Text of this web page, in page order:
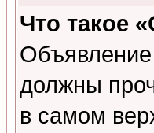
Что такое
должны
в самом